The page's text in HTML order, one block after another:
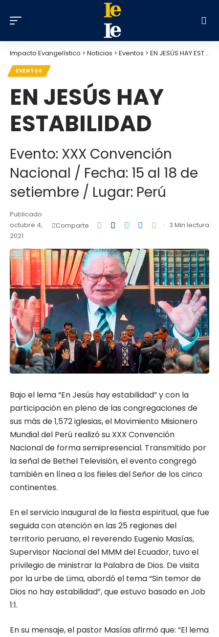
Impacto Evangelístico > Noticias > Eventos > EN JESÚS HAY ESTABILIDAD
EVENTOS
EN JESÚS HAY
ESTABILIDAD
Evento: XXX Convención
Nacional / Fecha: 15 al 18 de
setiembre / Lugar: Perú
Publicado
octubre 4,
2021
Comparte 3 Min lectura
Bajo el lema “En Jesús hay estabilidad” y con la
participación en pleno de las congregaciones de
sus más de 1,572 iglesias, el Movimiento Misionero
Mundial del Perú realizó su XXX Convención
Nacional de forma semipresencial. Transmitido por
la señal de Bethel Televisión, el evento congregó
también en línea a los fieles del Señor de los cinco
continentes.
En el servicio inaugural de la fiesta espiritual, que fue
seguida con atención en las 25 regiones del
territorio peruano, el reverendo Eugenio Masías,
Supervisor Nacional del MMM del Ecuador, tuvo el
privilegio de ministrar la Palabra de Dios. De visita
por la urbe de Lima, abordó el tema “Sin temor de
Dios no hay estabilidad”, que estuvo basado en Job
1:1.
En su mensaje, el pastor Masías afirmó que: “El lema